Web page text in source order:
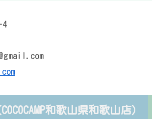
4
和歌山県和歌山店）